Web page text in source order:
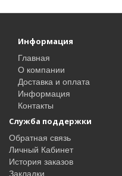
Информация
Главная
О компании
Доставка и оплата
Информация
Контакты
Служба поддержки
Обратная связь
Личный Кабинет
История заказов
Закладки